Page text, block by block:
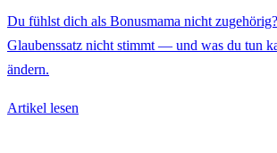
Du fühlst dich als Bonusmama nicht
Glaubenssatz nicht stimmt — und was du tun
ändern.
Artikel lesen